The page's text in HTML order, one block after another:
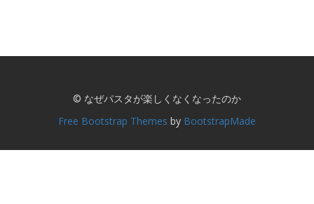
© なぜパスタが楽しくなくなったのか
Free Bootstrap Themes by BootstrapMade